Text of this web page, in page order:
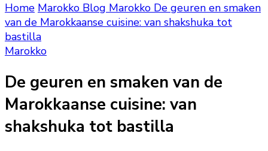
Home Marokko Blog Marokko De geuren en smaken
van de Marokkaanse cuisine: van shakshuka tot
bastilla
Marokko
De geuren en smaken van de
Marokkaanse cuisine: van
shakshuka tot bastilla